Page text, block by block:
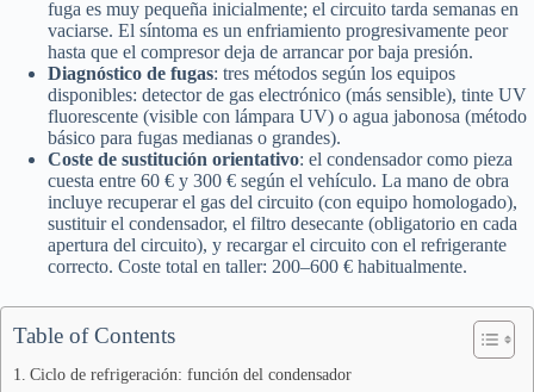
fuga es muy pequeña inicialmente; el circuito tarda semanas en
vaciarse. El síntoma es un enfriamiento progresivamente peor
hasta que el compresor deja de arrancar por baja presión.
Diagnóstico de fugas: tres métodos según los equipos
disponibles: detector de gas electrónico (más sensible), tinte UV
fluorescente (visible con lámpara UV) o agua jabonosa (método
básico para fugas medianas o grandes).
Coste de sustitución orientativo: el condensador como pieza
cuesta entre 60 € y 300 € según el vehículo. La mano de obra
incluye recuperar el gas del circuito (con equipo homologado),
sustituir el condensador, el filtro desecante (obligatorio en cada
apertura del circuito), y recargar el circuito con el refrigerante
correcto. Coste total en taller: 200–600 € habitualmente.
Table of Contents
Ciclo de refrigeración: función del condensador